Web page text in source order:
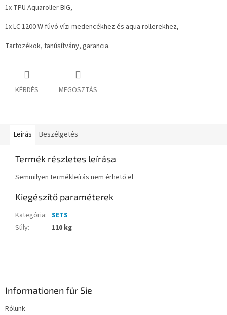
1x TPU Aquaroller BIG,
1x LC 1200 W fúvó vízi medencékhez és aqua rollerekhez,
Tartozékok, tanúsítvány, garancia.
KÉRDÉS MEGOSZTÁS
Leírás Beszélgetés
Termék részletes leírása
Semmilyen termékleírás nem érhető el
Kiegészítő paraméterek
Kategória: SETS
Súly: 110 kg
Informationen für Sie
Rólunk